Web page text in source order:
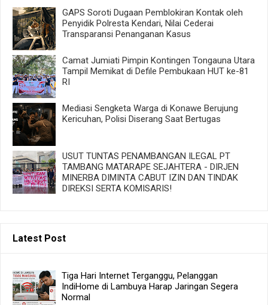
GAPS Soroti Dugaan Pemblokiran Kontak oleh
Penyidik Polresta Kendari, Nilai Cederai
Transparansi Penanganan Kasus
Camat Jumiati Pimpin Kontingen Tongauna Utara
Tampil Memikat di Defile Pembukaan HUT ke-81
RI
Mediasi Sengketa Warga di Konawe Berujung
Kericuhan, Polisi Diserang Saat Bertugas
USUT TUNTAS PENAMBANGAN ILEGAL PT
TAMBANG MATARAPE SEJAHTERA - DIRJEN
MINERBA DIMINTA CABUT IZIN DAN TINDAK
DIREKSI SERTA KOMISARIS!
Latest Post
Tiga Hari Internet Terganggu, Pelanggan
IndiHome di Lambuya Harap Jaringan Segera
Normal